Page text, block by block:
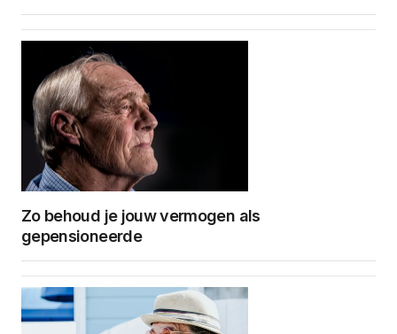
Zo behoud je jouw vermogen als
gepensioneerde